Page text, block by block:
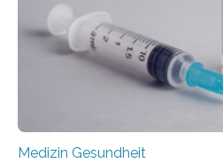
Universitätsklinikum Tübingen
Schwachstelle im Erbgut einer
Medulloblastoms gefunden.
Stiftung unterstützte das
Medizin Gesundheit